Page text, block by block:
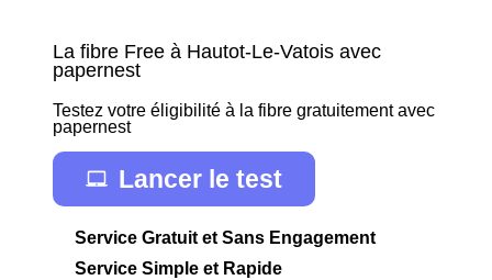
La fibre Free à Hautot-Le-Vatois avec
papernest
Testez votre éligibilité à la fibre gratuitement avec
papernest
Lancer le test
Service Gratuit et Sans Engagement
Service Simple et Rapide